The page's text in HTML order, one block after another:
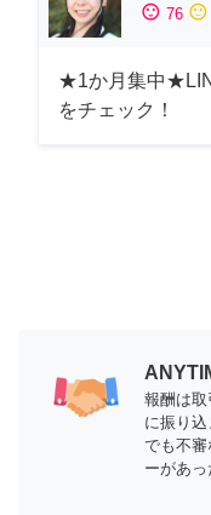
sentiment_satisfied 76 sentiment_neutral
★1か月集中
をチェック！
報酬は
に振り
でも不
ーがあっ